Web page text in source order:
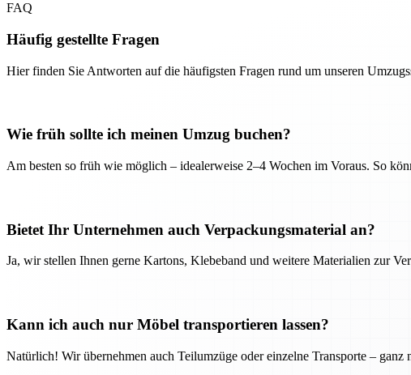
FAQ
Häufig gestellte Fragen
Hier finden Sie Antworten auf die häufigsten Fragen rund um unseren
Wie früh sollte ich meinen Umzug buchen?
Am besten so früh wie möglich – idealerweise 2–4 Wochen im Voraus. So
Bietet Ihr Unternehmen auch Verpackungsmaterial an?
Ja, wir stellen Ihnen gerne Kartons, Klebeband und weitere Materialien zur
Kann ich auch nur Möbel transportieren lassen?
Natürlich! Wir übernehmen auch Teilumzüge oder einzelne Transporte – ganz